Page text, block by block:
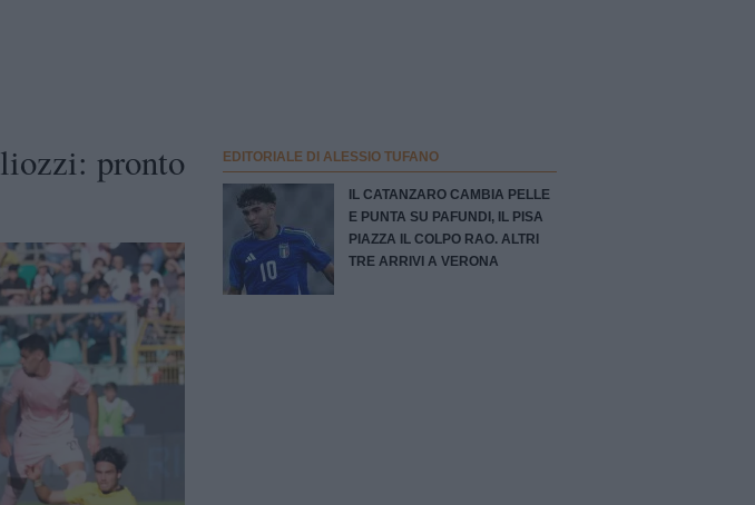
pronto
EDITORIALE DI ALESSIO TUFANO
IL CATANZARO CAMBIA PELLE
E PUNTA SU PAFUNDI, IL PISA
PIAZZA IL COLPO RAO. ALTRI
TRE ARRIVI A VERONA